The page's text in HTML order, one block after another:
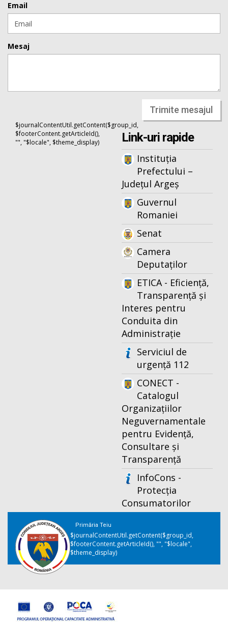
Email
Mesaj
Trimite mesajul
$journalContentUtil.getContent($group_id,
$footerContent.getArticleId(),
"", "$locale", $theme_display)
Link-uri rapide
Instituția
Prefectului –
Județul Argeș
Guvernul
Romaniei
Senat
Camera
Deputaților
ETICA - Eficiență,
Transparență și
Interes pentru
Conduita din
Administrație
Serviciul de
urgență 112
CONECT -
Catalogul
Organizațiilor
Neguvernamentale
pentru Evidență,
Consultare și
Transparență
InfoCons -
Protecția
Consumatorilor
Primăria Teiu
$journalContentUtil.getContent($group_id,
$footerContent.getArticleId(), "", "$locale",
$theme_display)